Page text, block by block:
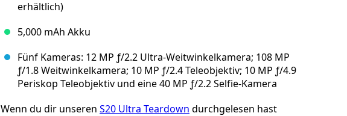
erhältlich)
5,000 mAh Akku
Fünf Kameras: 12 MP ƒ/2.2 Ultra-Weitwinkelkamera; 108 MP
ƒ/1.8 Weitwinkelkamera; 10 MP ƒ/2.4 Teleobjektiv; 10 MP ƒ/4.9
Periskop Teleobjektiv und eine 40 MP ƒ/2.2 Selfie-Kamera
Wenn du dir unseren S20 Ultra Teardown durchgelesen hast